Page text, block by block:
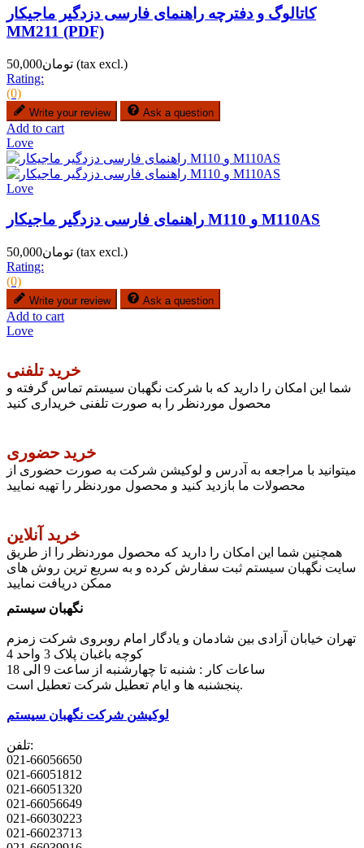
کاتالوگ و دفترچه راهنمای فارسی دزدگیر ماجیکار
MM211 (PDF)
تومان50,000 (tax excl.)
Rating:
(0)
Write your review Ask a question
Add to cart
Love
Love
راهنمای فارسی دزدگیر ماجیکار M110 و M110AS
تومان50,000 (tax excl.)
Rating:
(0)
Write your review Ask a question
Add to cart
Love
خرید تلفنی
شما این امکان را دارید که با شرکت نگهبان سیستم تماس گرفته و
محصول موردنظر را به صورت تلفنی خریداری کنید
خرید حضوری
میتوانید با مراجعه به آدرس و لوکیشن شرکت به صورت حضوری از
محصولات ما بازدید کنید و محصول موردنظر را تهیه نمایید
خرید آنلاین
همچنین شما این امکان را دارید که محصول موردنظر را از طریق
سایت نگهبان سیستم ثبت سفارش کرده و به سریع ترین روش های
ممکن دریافت نمایید
نگهبان سیستم
تهران خیابان آزادی بین شادمان و یادگار امام روبروی شرکت زمزم
کوچه باغبان پلاک 3 واحد 4
پنجشنبه ها و ایام تعطیل شرکت تعطیل است.
لوکیشن شرکت نگهبان سیستم
تلفن:
021-66056650
021-66051812
021-66051320
021-66056649
021-66030223
021-66023713